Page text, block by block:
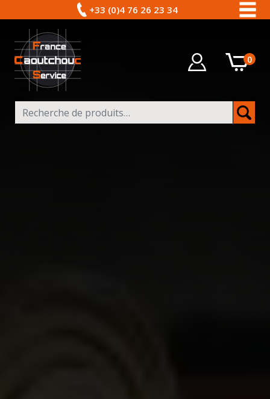
+33 (0)4 76 26 23 34
0
Recherche pour :